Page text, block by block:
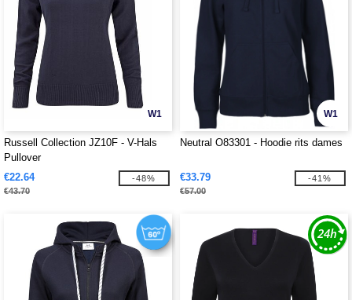
W1
Russell Collection JZ10F - V-Hals
Pullover
€22.64
€43.70
-48%
W1
Neutral O83301 - Hoodie rits dames
€33.79
€57.00
-41%